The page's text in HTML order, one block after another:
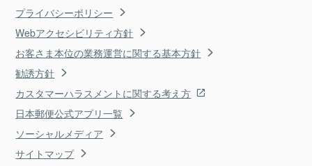
プライバシーポリシー
Webアクセシビリティ方針
お客さま本位の業務運営に関する基本方針
勧誘方針
カスタマーハラスメントに関する考え方
日本郵便公式アプリ一覧
ソーシャルメディア
サイトマップ